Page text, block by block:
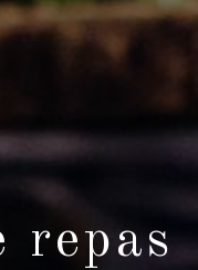
repas